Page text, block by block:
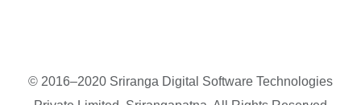
© 2016–2020 Sriranga Digital Software Technologies